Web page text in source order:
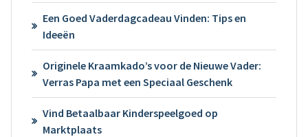
Een Goed Vaderdagcadeau Vinden: Tips en
Ideeën
Originele Kraamkado’s voor de Nieuwe Vader:
Verras Papa met een Speciaal Geschenk
Vind Betaalbaar Kinderspeelgoed op
Marktplaats